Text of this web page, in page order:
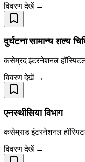
विवरण देखें →
दुर्घटना सामान्य शल्य
कसेम्रद इंटरनेशनल
विवरण देखें →
एनस्थीसिया विभाग
कसेम्राड इंटरनेशनल
विवरण देखें →